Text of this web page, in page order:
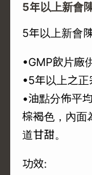
5年以上新會
5年以上新會
•GMP飲片廠
•5年以上之正
•油點分佈平
棕褐色，內面
道甘甜。
功效: